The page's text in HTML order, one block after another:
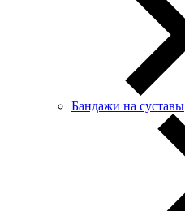
Бандажи на суставы